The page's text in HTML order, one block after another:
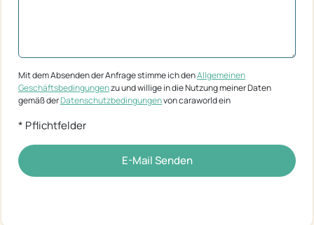
Mit dem Absenden der Anfrage stimme ich denAllgemeinen
Geschäftsbedingungenzu und willige in die Nutzung meiner Daten
gemäß derDatenschutzbedingungenvon caraworld ein
* Pflichtfelder
E-Mail Senden